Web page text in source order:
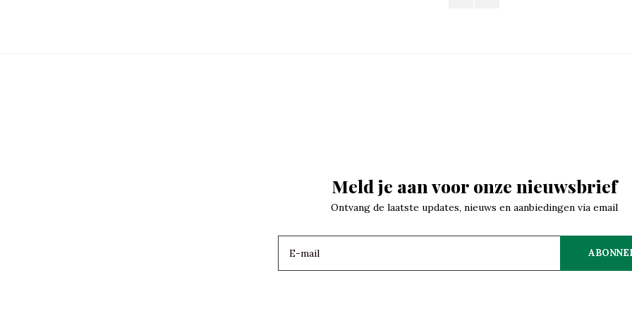
Meld je aan voor onze nieuwsbrief
Ontvang de laatste updates, nieuws en aanbiedingen via email